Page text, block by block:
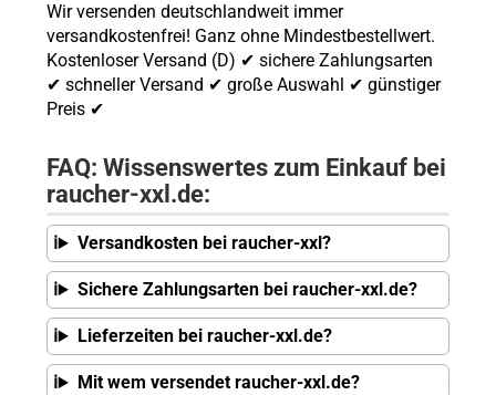
Wir versenden deutschlandweit immer
versandkostenfrei! Ganz ohne Mindestbestellwert.
Kostenloser Versand (D) ✔ sichere Zahlungsarten
✔ schneller Versand ✔ große Auswahl ✔ günstiger
Preis ✔
FAQ: Wissenswertes zum Einkauf bei
raucher-xxl.de:
Versandkosten bei raucher-xxl?
Sichere Zahlungsarten bei raucher-xxl.de?
Lieferzeiten bei raucher-xxl.de?
Mit wem versendet raucher-xxl.de?